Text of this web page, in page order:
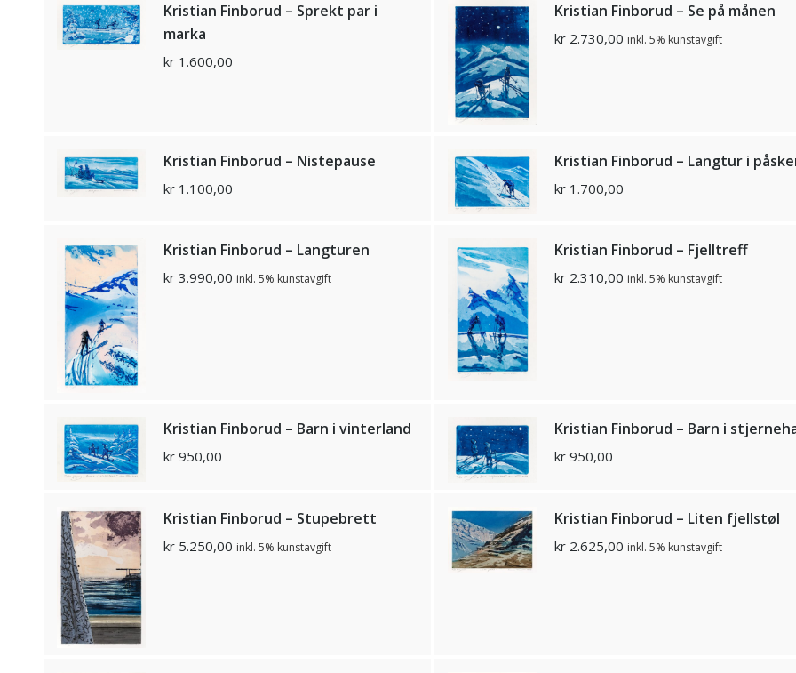
Kristian Finborud – Sprekt par i
marka
kr 1.600,00
Kristian Finborud – Se på månen
kr2.730,00 inkl. 5% kunstavgift
Kristian Finborud – Nistepause
kr 1.100,00
Kristian Finborud – Langtur i
kr1.700,00
Kristian Finborud – Langturen
kr 3.990,00 inkl. 5% kunstavgift
Kristian Finborud – Fjelltreff
kr2.310,00 inkl. 5% kunstavgift
Kristian Finborud – Barn i vinterland
kr 950,00
Kristian Finborud – Barn i
kr950,00
Kristian Finborud – Stupebrett
kr 5.250,00 inkl. 5% kunstavgift
Kristian Finborud – Liten fjellstøl
kr2.625,00 inkl. 5% kunstavgift